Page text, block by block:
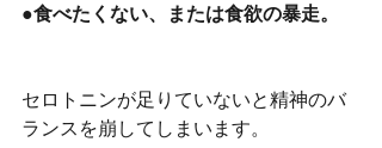
●食べたくない、または食欲の暴走。
セロトニンが足りていないと精神のバ
ランスを崩してしまいます。